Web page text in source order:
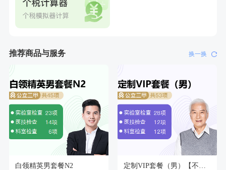
推荐商品与服务 换一换
白领精英男套餐N2